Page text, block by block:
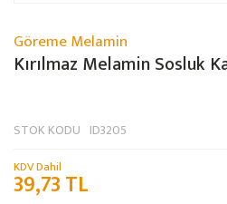
Göreme Melamin
Kırılmaz Melamin Sosluk
STOK KODU ID3205
KDV Dahil
39,73 TL